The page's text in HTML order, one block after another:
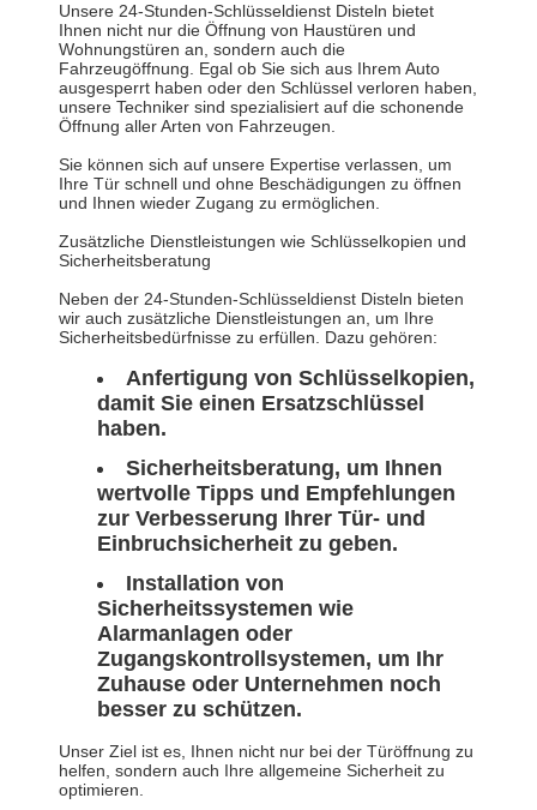
Unsere 24-Stunden-Schlüsseldienst Disteln bietet
Ihnen nicht nur die Öffnung von Haustüren und
Wohnungstüren an, sondern auch die
Fahrzeugöffnung. Egal ob Sie sich aus Ihrem Auto
ausgesperrt haben oder den Schlüssel verloren haben,
unsere Techniker sind spezialisiert auf die schonende
Öffnung aller Arten von Fahrzeugen.
Sie können sich auf unsere Expertise verlassen, um
Ihre Tür schnell und ohne Beschädigungen zu öffnen
und Ihnen wieder Zugang zu ermöglichen.
Zusätzliche Dienstleistungen wie Schlüsselkopien und
Sicherheitsberatung
Neben der 24-Stunden-Schlüsseldienst Disteln bieten
wir auch zusätzliche Dienstleistungen an, um Ihre
Sicherheitsbedürfnisse zu erfüllen. Dazu gehören:
Anfertigung von Schlüsselkopien,
damit Sie einen Ersatzschlüssel
haben.
Sicherheitsberatung, um Ihnen
wertvolle Tipps und Empfehlungen
zur Verbesserung Ihrer Tür- und
Einbruchsicherheit zu geben.
Installation von
Sicherheitssystemen wie
Alarmanlagen oder
Zugangskontrollsystemen, um Ihr
Zuhause oder Unternehmen noch
besser zu schützen.
Unser Ziel ist es, Ihnen nicht nur bei der Türöffnung zu
helfen, sondern auch Ihre allgemeine Sicherheit zu
optimieren.